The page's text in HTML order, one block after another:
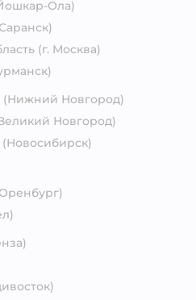
Ола)
(г. Москва)
(Нижний Новгород)
Новгород)
(Новосибирск)